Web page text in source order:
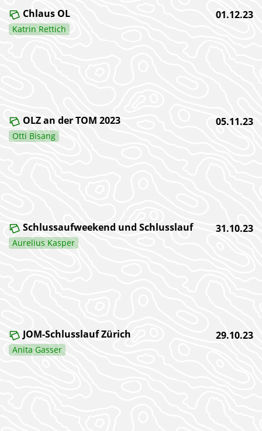
01.12.23
Chlaus OL
Katrin Rettich
05.11.23
OLZ an der TOM 2023
Otti Bisang
31.10.23
Schlussaufweekend und Schlusslauf
Aurelius Kasper
29.10.23
JOM-Schlusslauf Zürich
Anita Gasser